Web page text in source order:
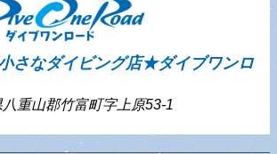
さなダイビング店★ダイブワンロ
重山郡竹富町字上原53-1